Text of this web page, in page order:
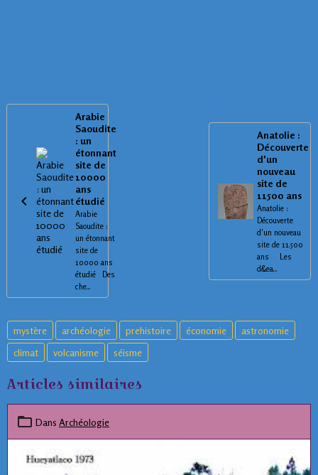
Arabie
Saoudite
: un
étonnant
site de
10000
ans
étudié
Arabie
Saoudite :
un étonnant
site de
10000 ans
étudié Des
che...
Anatolie :
Découverte
d'un
nouveau
site de
11500 ans
Anatolie :
Découverte
d'un nouveau
site de 11.500
ans Les
d&ea...
mystère archéologie prehistoire économie
astronomie
climat
volcanisme séisme
Articles similaires
Dans Archéologie